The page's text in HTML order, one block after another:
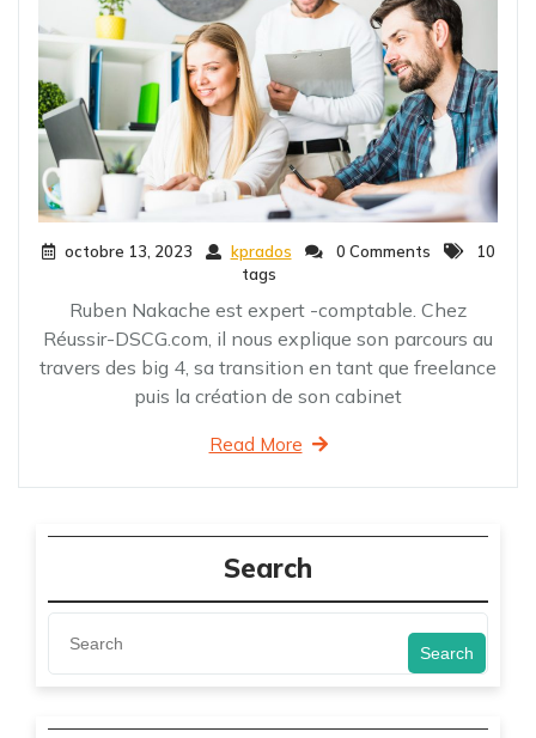
octobre 13, 2023 kprados 0 Comments
10
tags
Ruben Nakache est expert -comptable. Chez
Réussir-DSCG.com, il nous explique son parcours au
travers des big 4, sa transition en tant que freelance
puis la création de son cabinet
Read More
Search
Search